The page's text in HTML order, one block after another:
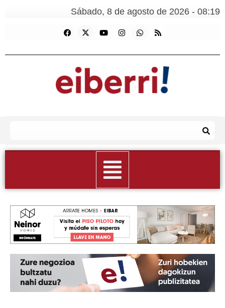
Sábado, 8 de agosto de 2026 - 08:19